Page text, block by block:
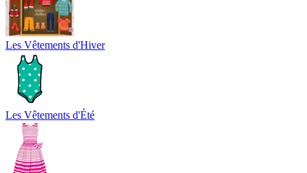
Les Vêtements d'Hiver
Les Vêtements d'Été